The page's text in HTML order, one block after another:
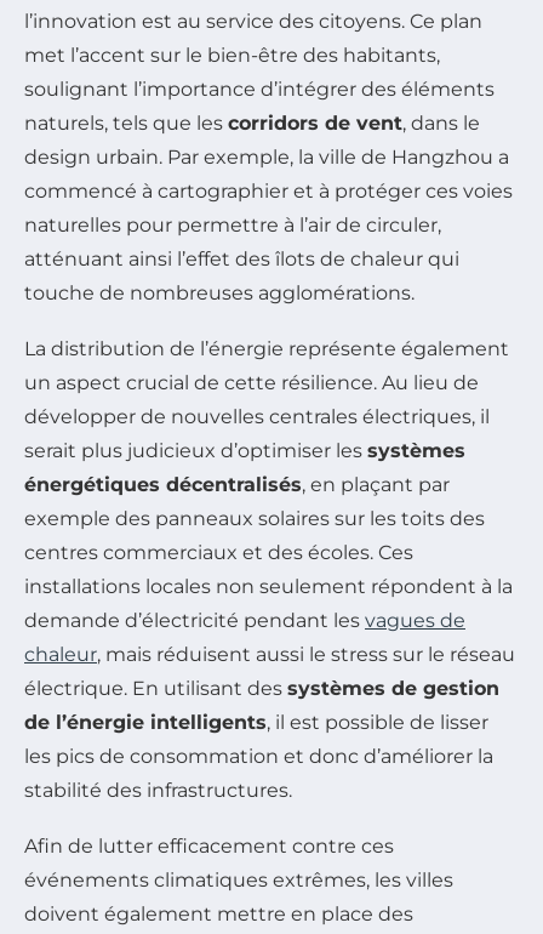
l’innovation est au service des citoyens. Ce plan
met l’accent sur le bien-être des habitants,
soulignant l’importance d’intégrer des éléments
naturels, tels que les corridors de vent, dans le
design urbain. Par exemple, la ville de Hangzhou a
commencé à cartographier et à protéger ces voies
naturelles pour permettre à l’air de circuler,
atténuant ainsi l’effet des îlots de chaleur qui
touche de nombreuses agglomérations.
La distribution de l’énergie représente également
un aspect crucial de cette résilience. Au lieu de
développer de nouvelles centrales électriques, il
serait plus judicieux d’optimiser les systèmes
énergétiques décentralisés, en plaçant par
exemple des panneaux solaires sur les toits des
centres commerciaux et des écoles. Ces
installations locales non seulement répondent à la
demande d’électricité pendant les vagues de
chaleur, mais réduisent aussi le stress sur le réseau
électrique. En utilisant des systèmes de gestion
de l’énergie intelligents, il est possible de lisser
les pics de consommation et donc d’améliorer la
stabilité des infrastructures.
Afin de lutter efficacement contre ces
événements climatiques extrêmes, les villes
doivent également mettre en place des